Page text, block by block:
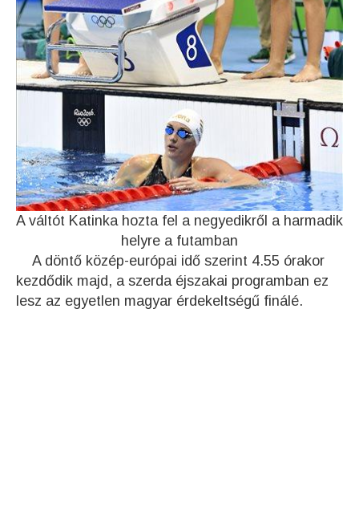
A váltót Katinka hozta fel a negyedikről a harmadik
helyre a futamban
A döntő közép-európai idő szerint 4.55 órakor
kezdődik majd, a szerda éjszakai programban ez
lesz az egyetlen magyar érdekeltségű finálé.